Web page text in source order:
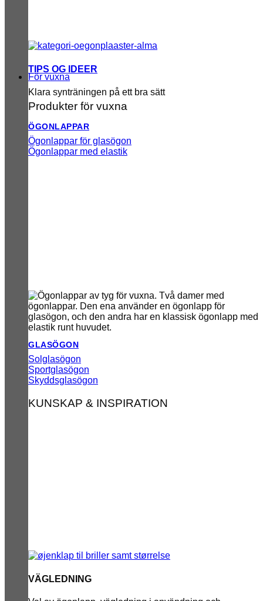
TIPS OG IDEER
Klara synträningen på ett bra sätt
För vuxna
Produkter för vuxna
ÖGONLAPPAR
Ögonlappar för glasögon
Ögonlappar med elastik
GLASÖGON
Solglasögon
Sportglasögon
Skyddsglasögon
KUNSKAP & INSPIRATION
VÄGLEDNING